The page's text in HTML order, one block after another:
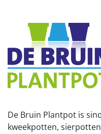
De Bruin Plantpot is
kweekpotten,